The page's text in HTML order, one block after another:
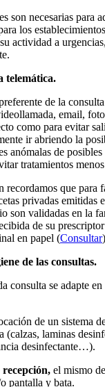
son necesarias para
los
actividad a
telemática.
de la
email,
como para evitar
ir abriendo la
anómalas de
tratamientos
recordamos que para
privadas emitidas
son validadas en la
de su
en papel (Consultar
de las consultas.
consulta se adapte
de un sistema
(calzas, laminas
desinfectante…).
recepción, el mismo
pantalla y bata.